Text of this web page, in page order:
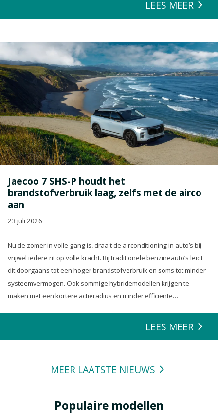
LEES MEER
Jaecoo 7 SHS-P houdt het
brandstofverbruik laag, zelfs met de airco
aan
23 juli 2026
Nu de zomer in volle gang is, draait de airconditioning in auto’s bij
vrijwel iedere rit op volle kracht. Bij traditionele benzineauto’s leidt
dit doorgaans tot een hoger brandstofverbruik en soms tot minder
systeemvermogen. Ook sommige hybridemodellen krijgen te
maken met een kortere actieradius en minder efficiënte
LEES MEER
MEER LAATSTE NIEUWS
Populaire modellen